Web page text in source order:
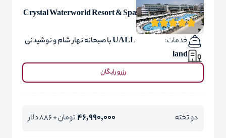
Crystal Waterworld Resort & Spa
خدمات:
UALL با صبحانه نهار شام و نوشیدنی
land
رزرو رایگان
دو تخته 46,990,000تومان + 886 دلار